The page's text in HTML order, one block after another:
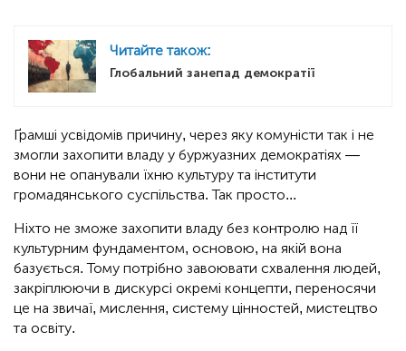
Читайте також:
Глобальний занепад демократії
Ґрамші усвідомів причину, через яку комуністи так і не
змогли захопити владу у буржуазних демократіях —
вони не опанували їхню культуру та інститути
громадянського суспільства. Так просто...
Ніхто не зможе захопити владу без контролю над її
культурним фундаментом, основою, на якій вона
базується. Тому потрібно завоювати схвалення людей,
закріплюючи в дискурсі окремі концепти, переносячи
це на звичаї, мислення, систему цінностей, мистецтво
та освіту.